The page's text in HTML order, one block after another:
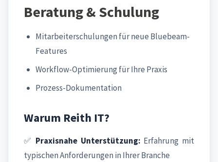
Beratung & Schulung
Mitarbeiterschulungen für neue Bluebeam-
Features
Workflow-Optimierung für Ihre Praxis
Prozess-Dokumentation
Warum Reith IT?
✅ Praxisnahe Unterstützung: Erfahrung mit
typischen Anforderungen in Ihrer Branche